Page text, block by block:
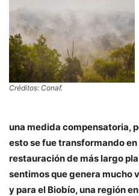
Créditos: Conaf.
una medida compensatoria,
esto se fue transformando
restauración de más largo
sentimos que genera mucho
y para el Biobío, una región